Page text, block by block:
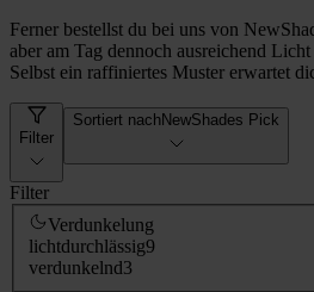
Ferner bestellst du bei uns von
aber am Tag dennoch ausreichend
Selbst ein raffiniertes Muster erwartet
Filter
Sortiert nachNewShades Pick
Filter
Verdunkelung
lichtdurchlässig9
verdunkelnd3